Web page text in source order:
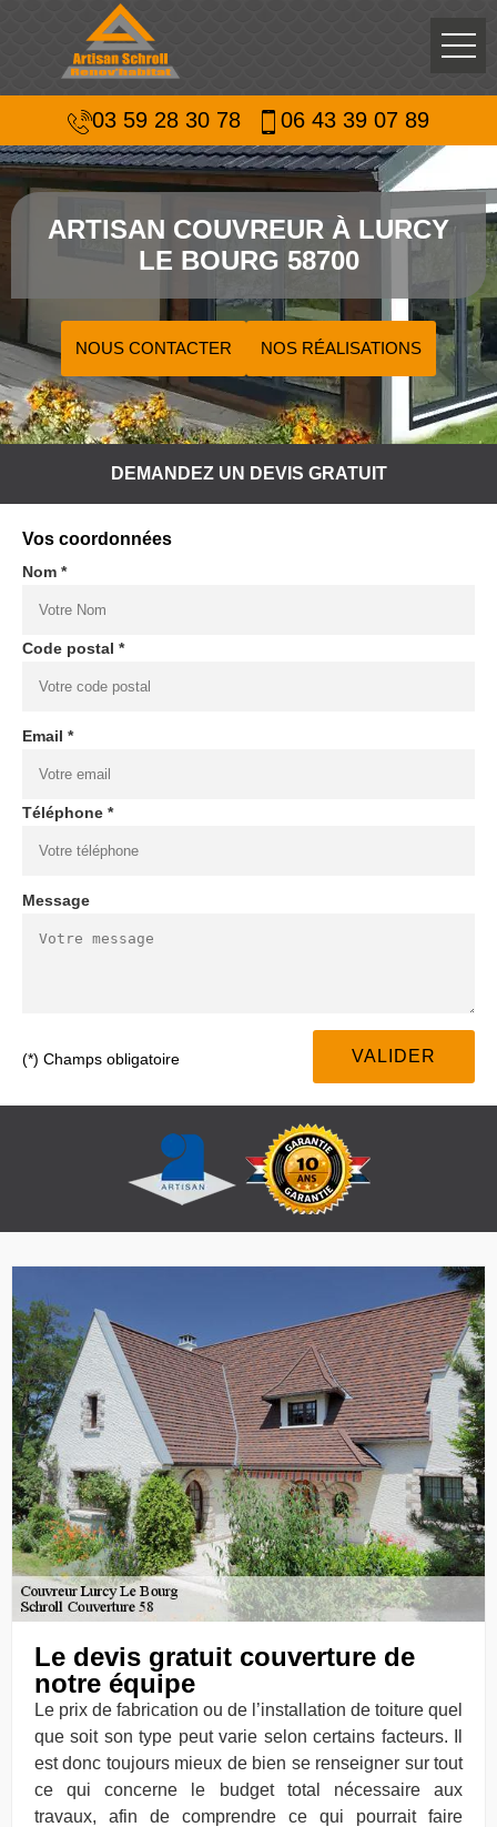
03 59 28 30 78 06 43 39 07 89
ARTISAN COUVREUR À LURCY
LE BOURG 58700
NOUS CONTACTER NOS RÉALISATIONS
DEMANDEZ UN DEVIS GRATUIT
Vos coordonnées
Nom *
Code postal *
Email *
Téléphone *
Message
(*) Champs obligatoire
Le devis gratuit couverture de
notre équipe
Le prix de fabrication ou de l’installation de toiture quel
que soit son type peut varie selon certains facteurs. Il
est donc toujours mieux de bien se renseigner sur tout
ce qui concerne le budget total nécessaire aux
travaux, afin de comprendre ce qui pourrait faire